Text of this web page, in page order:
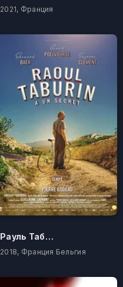
2021, Франция
Рауль Табюрен
2018, Франция Бельгия